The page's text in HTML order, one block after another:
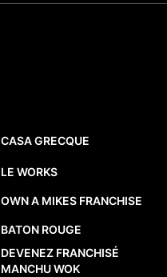
CASA GRECQUE
LE WORKS
OWN A MIKES FRANCHISE
BATON ROUGE
DEVENEZ FRANCHISÉ
MANCHU WOK